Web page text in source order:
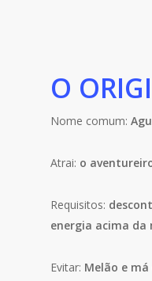
O
Nome comum:
Atrai: o
Requisitos:
energia acima da
Evitar: Melão e